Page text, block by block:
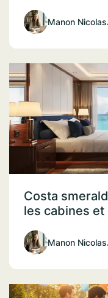
Manon Nicolas
Costa
les cabines
Manon Nicolas